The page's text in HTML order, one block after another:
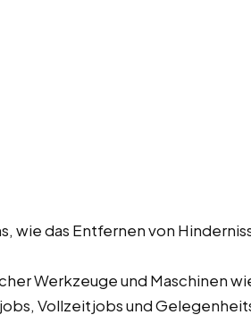
wie das Entfernen von
Werkzeuge und Maschinen
Vollzeitjobs und